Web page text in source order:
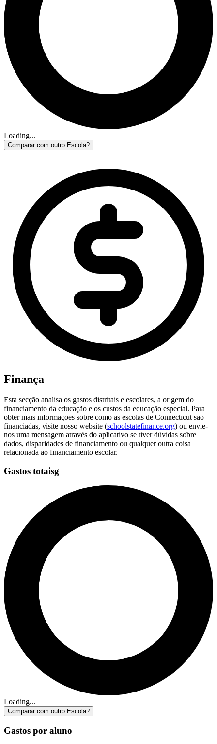
Loading...
Comparar com outro Escola?
Finança
Esta secção analisa os gastos distritais e escolares, a origem do
financiamento da educação e os custos da educação especial. Para
obter mais informações sobre como as escolas de Connecticut são
financiadas, visite nosso website (schoolstatefinance.org) ou envie-
nos uma mensagem através do aplicativo se tiver dúvidas sobre
dados, disparidades de financiamento ou qualquer outra coisa
relacionada ao financiamento escolar.
Gastos totaisg
Loading...
Comparar com outro Escola?
Gastos por aluno